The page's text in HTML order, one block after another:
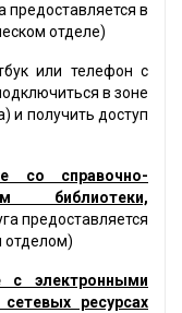
предоставляется в
отделе)
или телефон с
в зоне
и получить доступ
со справочно-
библиотеки,
предоставляется
отделом)
с электронными
ресурсах